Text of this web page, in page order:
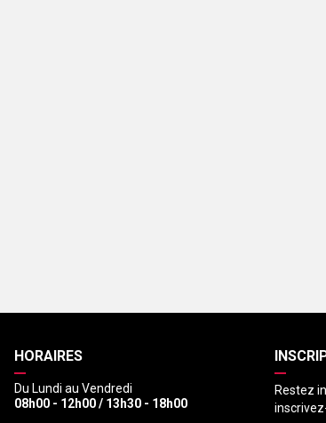
HORAIRES
Du Lundi au Vendredi
08h00 - 12h00 / 13h30 - 18h00
Restez